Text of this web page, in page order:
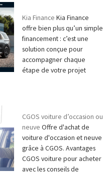
Kia Finance Kia Finance
offre bien plus qu’un simple
financement : c’est une
solution conçue pour
accompagner chaque
étape de votre projet
CGOS voiture d’occasion ou
neuve Offre d'achat de
voiture d'occasion et neuve
grâce à CGOS. Avantages
CGOS voiture pour acheter
avec les conseils de